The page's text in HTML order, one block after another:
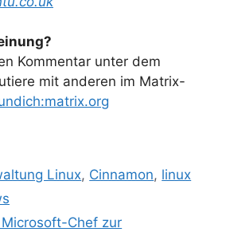
Kommentar unter dem
mit anderen im Matrix-
Linux, Cinnamon, linux
Chef zur